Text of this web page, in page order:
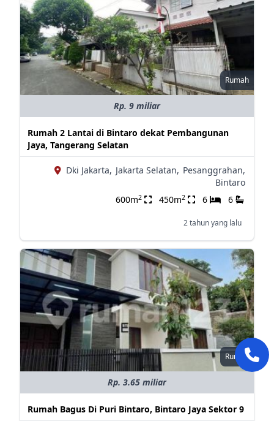
Rumah
Rp. 9 miliar
Rumah 2 Lantai di Bintaro dekat Pembangunan
Jaya, Tangerang Selatan
Dki Jakarta, Jakarta Selatan, Pesanggrahan,
Bintaro
600m2 450m2 6 6
2 tahun yang lalu
Rumah
Rp. 3.65 miliar
Rumah Bagus Di Puri Bintaro, Bintaro Jaya Sektor 9